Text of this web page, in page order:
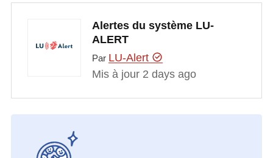
Alertes du système LU-
ALERT
Par LU-Alert
Mis à jour 2 days ago